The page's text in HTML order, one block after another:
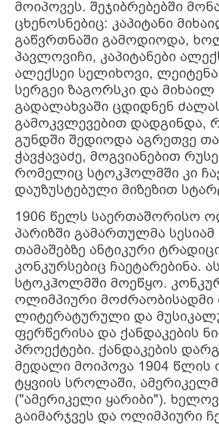
მოიპოვეს. შეჯიბრებებში
ცხენოსნებიც: კაპიტანი
გაწვრთნაში გამოდიოდა,
პავლოვიჩი, კაპიტანები
ალექსეი სელიხოვი,
სერგეი ზაგორსკი და
გადალახვაში ცდიდნენ
გამოკვლევებით დადგინდა,
გუნდში შედიოდა აგრეთვე
ჭავჭავაძე, მოგვიანებით
რომელიც სტოკჰოლმში კი
დაუზუსტებული მიზეზით
1906 წელს საერთაშორისო
პარიზში გამართულმა
თამაშებზე ანტიკური
კონკურსებიც ჩაეტარებინა.
სტოკჰოლმში მოეწყო.
ოლიმპიური მოძრაობისადმი
ლიტერატურული და
ფერწერისა და ქანდაკების
პროექტები. ქანდაკების
მედალი მოიპოვა 1904 წლის
ტყვიის სროლაში,
("ამერიკელი ყარიბი").
გაიმარჯვეს და ოლიმპიური